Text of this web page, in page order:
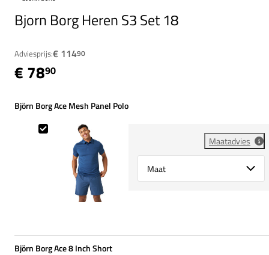
Bjorn Borg Heren S3 Set 18
Adviesprijs:€ 11490
€ 7890
Björn Borg Ace Mesh Panel Polo
Maatadvies
Select {option} for {name}
Björn Borg Ace Mesh Panel Polo
Björn Borg Ace 8 Inch Short